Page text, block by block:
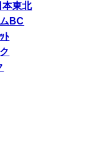
本東北
BC
ﾄ